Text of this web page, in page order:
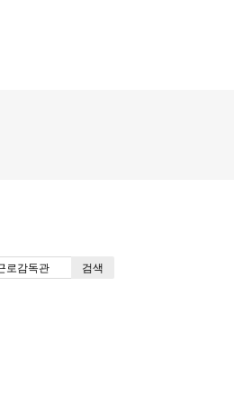
검색